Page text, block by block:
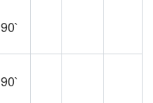
90`
90`